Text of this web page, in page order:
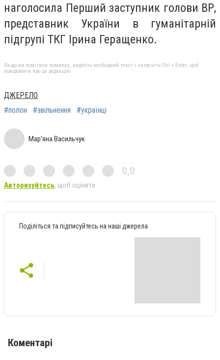
наголосила Перший заступник голови ВР,
представник України в гуманітарній
підгрупі ТКГ Ірина Геращенко.
Якщо ви помітили помилку, виділіть необхідний текст і натисніть Ctrl + Enter, щоб
повідомити про це редакцію
ДЖЕРЕЛО
#полон
#звільнення #українці
Мар'яна Васильчук
0,0
Авторизуйтесь, щоб оцінити
Поділіться та підписуйтесь на наші джерела
Коментарі